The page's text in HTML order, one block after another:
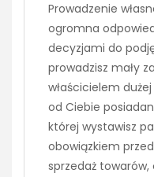
Prowadzenie
ogromna
decyzjami do
prowadzisz mały
właścicielem
od Ciebie
której wystawisz
obowiązkiem
sprzedaż towarów,